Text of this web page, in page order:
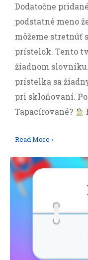
Dodatočne
podstatné meno
môžeme stretnúť
prístelok. Tento
žiadnom
prístelka sa
pri skloňovaní.
Tapacírované?
Read More ›